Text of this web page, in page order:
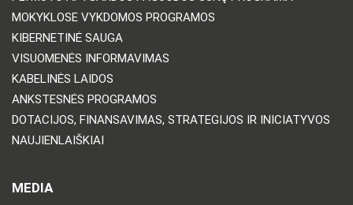
MOKYKLOSE VYKDOMOS PROGRAMOS
KIBERNETINĖ SAUGA
VISUOMENĖS INFORMAVIMAS
KABELINĖS LAIDOS
ANKSTESNĖS PROGRAMOS
DOTACIJOS, FINANSAVIMAS, STRATEGIJOS IR INICIATYVOS
NAUJIENLAIŠKIAI
MEDIA